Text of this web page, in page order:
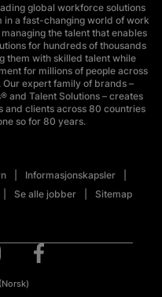
global workforce solutions
in a fast-changing world of work
the talent that enables
for hundreds of thousands
them with skilled talent while
for millions of people across
expert family of brands –
and Talent Solutions – creates
and clients across 80 countries
so for 80 years.
Informasjonskapsler
Se alle jobber Sitemap
(Norsk)